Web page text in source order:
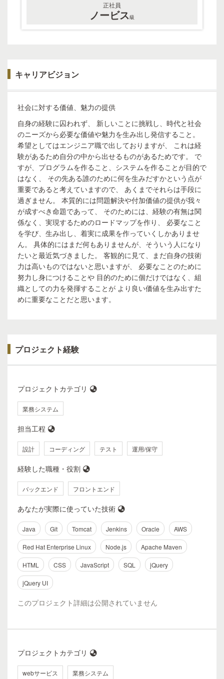
正社員
ノービス級
キャリアビジョン
社会に対する価値、魅力の提供
自身の経験に囚われず、 新しいことに挑戦し、時代と社会
のニーズから必要な価値や魅力を生み出し発信すること。
希望としてはエンジニア職で出しておりますが、 これは経
験があるため自分の中から出せるものがあるためです。 で
すが、プログラムを作ること、システムを作ることが目的で
はなく、 その先ある誰のために何を生みだすかという点が
重要であると考えていますので、 あくまでそれらは手段に
過ぎません。 本質的には問題解決や付加価値の提供が我々
が成すべき命題であって、 そのためには、経験の有無は関
係なく、実現するためのロードマップを作り、 必要なこと
を学び、生み出し、着実に成果を作っていくしかありませ
ん。 具体的にはまだ何もありませんが、そういう人になり
たいと最近気づきました。 客観的に見て、まだ自身の技術
力は高いものではないと思いますが、 必要なことのために
努力し身につけることや 目的のために個だけではなく、組
織としての力を発揮することが より良い価値を生み出すた
めに重要なことだと思います。
プロジェクト経験
プロジェクトカテゴリ
業務システム
担当工程
設計 コーディング テスト 運用/保守
経験した職種・役割
バックエンド フロントエンド
あなたが実際に使っていた技術
Java Git Tomcat Jenkins Oracle AWS
Red Hat Enterprise Linux Node.js Apache Maven
HTML CSS JavaScript SQL jQuery
jQuery UI
このプロジェクト詳細は公開されていません
プロジェクトカテゴリ
webサービス 業務システム